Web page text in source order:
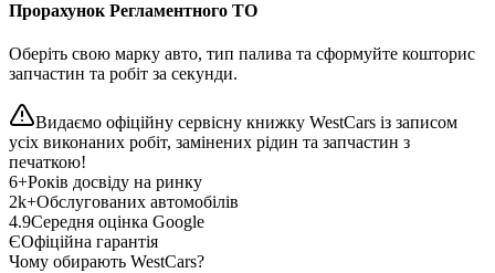
Прорахунок Регламентного ТО
Оберіть свою марку авто, тип палива та сформуйте кошторис
запчастин та робіт за секунди.
Видаємо офіційну сервісну книжку WestCars із записом
усіх виконаних робіт, замінених рідин та запчастин з
печаткою!
6+Років досвіду на ринку
2k+Обслугованих автомобілів
4.9Середня оцінка Google
ЄОфіційна гарантія
Чому обирають WestCars?